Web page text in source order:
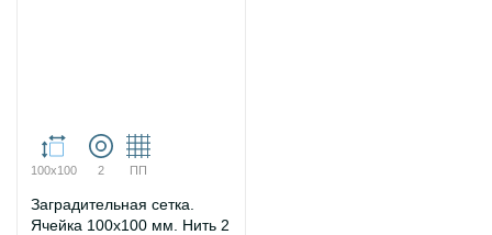
100х100 2 ПП
Заградительная сетка.
Ячейка 100х100 мм. Нить 2